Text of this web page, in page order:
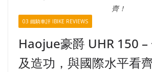
齊！
03 鐵騎車評 IBIKE REVIEWS
Haojue豪爵 UHR 150 –
及造功，與國際水平看